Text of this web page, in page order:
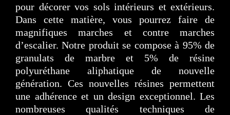
pour décorer vos sols intérieurs et extérieurs.
Dans cette matière, vous pourrez faire de
magnifiques marches et contre marches
d’escalier. Notre produit se compose à 95% de
granulats de marbre et 5% de résine
polyuréthane aliphatique de nouvelle
génération. Ces nouvelles résines permettent
une adhérence et un design exceptionnel. Les
nombreuses qualités techniques de